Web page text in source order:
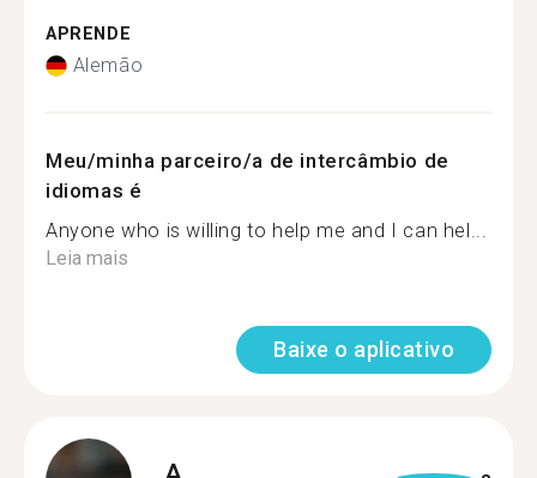
APRENDE
Alemão
Meu/minha parceiro/a de intercâmbio de
idiomas é
Anyone who is willing to help me and I can hel...
Leia mais
Baixe o aplicativo